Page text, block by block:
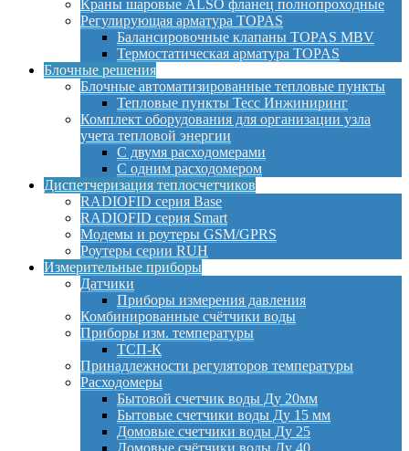
Краны шаровые ALSO фланец полнопроходные
Регулирующая арматура TOPAS
Балансировочные клапаны TOPAS MBV
Термостатическая арматура TOPAS
Блочные решения
Блочные автоматизированные тепловые пункты
Тепловые пункты Тесс Инжиниринг
Комплект оборудования для организации узла
учета тепловой энергии
С двумя расходомерами
С одним расходомером
Диспетчеризация теплосчетчиков
RADIOFID серия Base
RADIOFID серия Smart
Модемы и роутеры GSM/GPRS
Роутеры серии RUH
Измерительные приборы
Датчики
Приборы измерения давления
Комбинированные счётчики воды
Приборы изм. температуры
ТСП-К
Принадлежности регуляторов температуры
Расходомеры
Бытовой счетчик воды Ду 20мм
Бытовые счетчики воды Ду 15 мм
Домовые счетчики воды Ду 25
Домовые счётчики воды Ду 40